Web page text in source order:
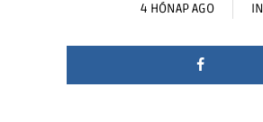
4 HÓNAP AGO IN